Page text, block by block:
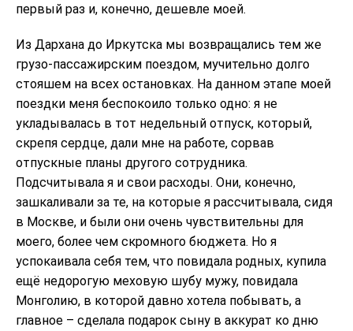
первый раз и, конечно, дешевле моей.
Из Дархана до Иркутска мы возвращались тем же
грузо-пассажирским поездом, мучительно долго
стояшем на всех остановках. На данном этапе моей
поездки меня беспокоило только одно: я не
укладывалась в тот недельный отпуск, который,
скрепя сердце, дали мне на работе, сорвав
отпускные планы другого сотрудника.
Подсчитывала я и свои расходы. Они, конечно,
зашкаливали за те, на которые я рассчитывала, сидя
в Москве, и были они очень чувствительны для
моего, более чем скромного бюджета. Но я
успокаивала себя тем, что повидала родных, купила
ещё недорогую меховую шубу мужу, повидала
Монголию, в которой давно хотела побывать, а
главное – сделала подарок сыну в аккурат ко дню